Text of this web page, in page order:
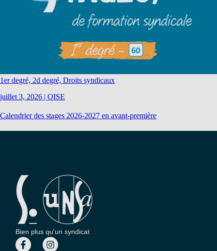
1er degré, 2d degré, Droits syndicaux
juillet 3, 2026 | OISE
Calendrier des stages 2026-2027 en avant-première
Bien plus qu'un syndicat